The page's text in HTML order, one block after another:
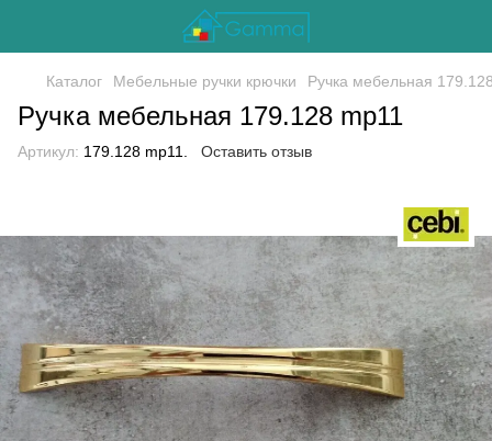
Каталог Мебельные ручки крючки Ручка мебельная
Ручка мебельная 179.128 mp11
Артикул: 179.128 mp11. Оставить отзыв